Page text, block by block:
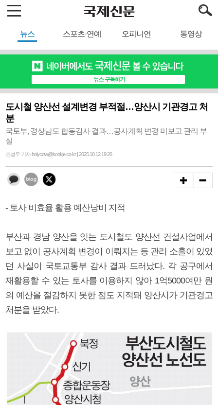
뉴스 스포츠·연예 오피니언 동영상
도시철 양산선 설계변경 부적절…양산시 기관경고 처
분
국토부, 경상남도 합동감사 결과…공사계획 변경 미보고 관리 부
실
조성우 기자 holycow@kookje.co.kr | 2025.10.12 19:26
- 토사 비효율 활용 예산낭비 지적
부산과 경남 양산을 잇는 도시철도 양산선 건설사업에서
보고 없이 공사계획 변경이 이뤄지는 등 관리 소홀이 있었
던 사실이 국토교통부 감사 결과 드러났다. 각 공구에서
재활용할 수 있는 토사를 이용하지 않아 1억5000여만 원
의 예산을 절감하지 못한 점도 지적돼 양산시가 기관경고
처분을 받았다.